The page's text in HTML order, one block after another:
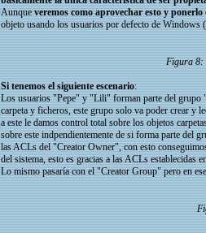
Aunqueveremos como aprovechar esto y ponerlo
objeto usando los usuarios por defecto de
Figura 8:
Si tenemos el siguiente escenario:
Los usuarios "Pepe" y "Lili" forman parte del grupo
carpeta y ficheros, este grupo solo va poder crear y
a este le damos control total sobre los objetos
sobre este indpendientemente de si forma parte del
las ACLs del "Creator Owner", con esto
del sistema, esto es gracias a las ACLs
Lo mismo pasaría con el "Creator Group" pero en